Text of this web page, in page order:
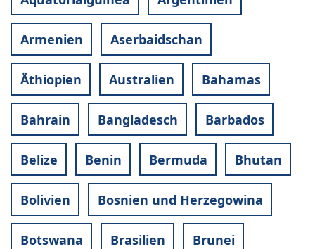
Armenien Aserbaidschan
Äthiopien Australien Bahamas
Bahrain Bangladesch Barbados
Belize Benin Bermuda Bhutan
Bolivien Bosnien und Herzegowina
Botswana Brasilien Brunei